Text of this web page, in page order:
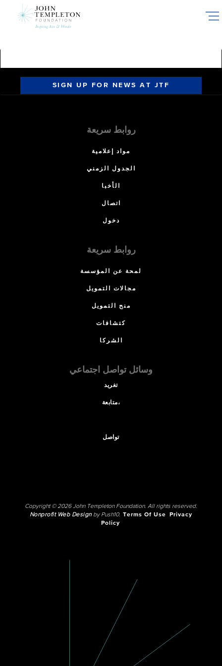
SIGN UP FOR NEWS AT JTF
روابط سريعة
مواد إعلامية
الجدول الزمني
الأخبا
اتصال
دخول
روابط سريعة
لمحة عن المؤسسة
مجالات التمويل
منح التمويل
كتشافات
الشركا
وسائل تواصل اجتماعي
تغريد
متابعة،
تواصل
Copyright © 2026 John Templeton Foundation. All rights reserved.
Nonprofit Web Designby Push10. Terms Of Use
Privacy
Policy